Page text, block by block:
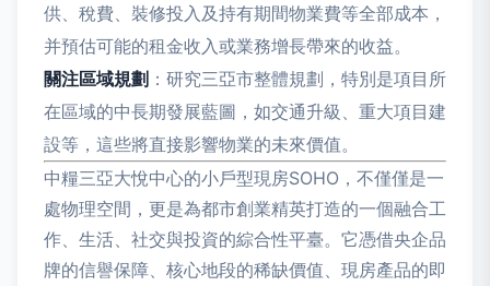
供、稅費、裝修投入及持有期間物業費等全部成本，
并預估可能的租金收入或業務增長帶來的收益。
關注區域規劃 ：研究三亞市整體規劃，特別是項目所
在區域的中長期發展藍圖，如交通升級、重大項目建
設等，這些將直接影響物業的未來價值。
中糧三亞大悅中心的小戶型現房SOHO，不僅僅是一
處物理空間，更是為都市創業精英打造的一個融合工
作、生活、社交與投資的綜合性平臺。它憑借央企品
牌的信譽保障、核心地段的稀缺價值、現房產品的即